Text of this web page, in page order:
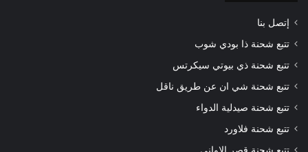
إتصل بنا
تتبع شحنة ذا بودي شوب
تتبع شحنة ذي بيوتي سيكرتس
تتبع شحنة شي ان عن طريق ناقل
تتبع شحنة صيدلية الدواء
تتبع شحنة فلاورد
تتبع شحنة قصر الاواني